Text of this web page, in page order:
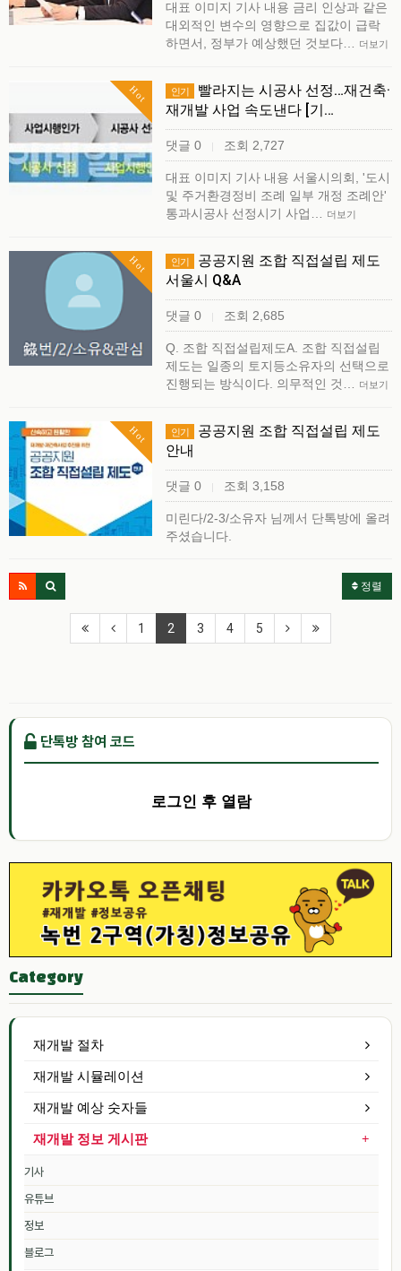
대표 이미지 기사 내용 금리 인상과 같은
대외적인 변수의 영향으로 집값이 급락
하면서, 정부가 예상했던 것보다… 더보기
Hot 인기
빨라지는 시공사 선정…재건축·
재개발 사업 속도낸다 [기…
댓글 0 조회 2,727
대표 이미지 기사 내용 서울시의회, '도시
및 주거환경정비 조례 일부 개정 조례안'
통과시공사 선정시기 사업… 더보기
Hot 인기
공공지원 조합 직접설립 제도
서울시 Q&A
댓글 0 조회 2,685
Q. 조합 직접설립제도A. 조합 직접설립
제도는 일종의 토지등소유자의 선택으로
진행되는 방식이다. 의무적인 것… 더보기
Hot 인기
공공지원 조합 직접설립 제도
안내
댓글 0 조회 3,158
미린다/2-3/소유자 님께서 단톡방에 올려
주셨습니다.
정렬
1 2 3 4 5
단톡방 참여 코드
로그인 후 열람
Category
재개발 절차
재개발 시뮬레이션
재개발 예상 숫자들
재개발 정보 게시판
기사
유튜브
정보
블로그